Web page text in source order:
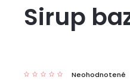
Sirup
Neohodnotené